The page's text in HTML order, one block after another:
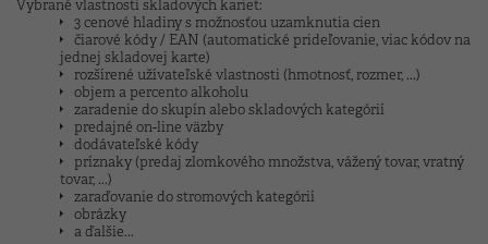
Vybrané vlastnosti skladových kariet:
3 cenové hladiny s možnosťou uzamknutia cien
čiarové kódy / EAN (automatické prideľovanie, viac kódov na
jednej skladovej karte)
rozšírené užívateľské vlastnosti (hmotnosť, rozmer, ...)
objem a percento alkoholu
zaradenie do skupín alebo skladových kategórií
predajné on-line väzby
dodávateľské kódy
príznaky (predaj zlomkového množstva, vážený tovar, vratný
tovar, ...)
zaraďovanie do stromových kategórií
obrázky
a ďalšie...